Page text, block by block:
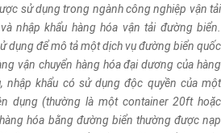
sử dụng trong ngành công nghiệp vận tải
nhập khẩu hàng hóa vận tải đường biển.
dụng để mô tả một dịch vụ đường biển quốc
vận chuyển hàng hóa đại dương của hàng
nhập khẩu có sử dụng độc quyền của một
dụng (thường là một container 20ft hoặc
hóa bằng đường biển thường được nạp